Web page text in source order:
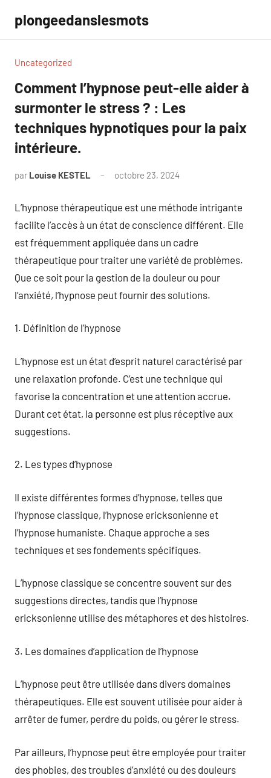
contenu
plongeedanslesmots
Uncategorized
Comment l’hypnose peut-elle aider à
surmonter le stress ? : Les
techniques hypnotiques pour la paix
intérieure.
par Louise KESTEL octobre 23, 2024
L’hypnose thérapeutique est une méthode intrigante
facilite l’accès à un état de conscience différent. Elle
est fréquemment appliquée dans un cadre
thérapeutique pour traiter une variété de problèmes.
Que ce soit pour la gestion de la douleur ou pour
l’anxiété, l’hypnose peut fournir des solutions.
1. Définition de l’hypnose
L’hypnose est un état d’esprit naturel caractérisé par
une relaxation profonde. C’est une technique qui
favorise la concentration et une attention accrue.
Durant cet état, la personne est plus réceptive aux
suggestions.
2. Les types d’hypnose
Il existe différentes formes d’hypnose, telles que
l’hypnose classique, l’hypnose ericksonienne et
l’hypnose humaniste. Chaque approche a ses
techniques et ses fondements spécifiques.
L’hypnose classique se concentre souvent sur des
suggestions directes, tandis que l’hypnose
ericksonienne utilise des métaphores et des histoires.
3. Les domaines d’application de l’hypnose
L’hypnose peut être utilisée dans divers domaines
thérapeutiques. Elle est souvent utilisée pour aider à
arrêter de fumer, perdre du poids, ou gérer le stress.
Par ailleurs, l’hypnose peut être employée pour traiter
des phobies, des troubles d’anxiété ou des douleurs